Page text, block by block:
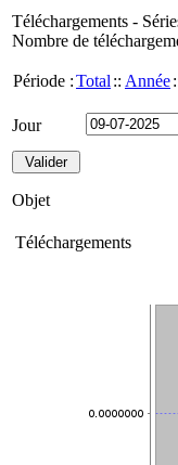
Téléchargements -
Nombre de
Période :Total :: Année
Jour
Objet
Téléchargements